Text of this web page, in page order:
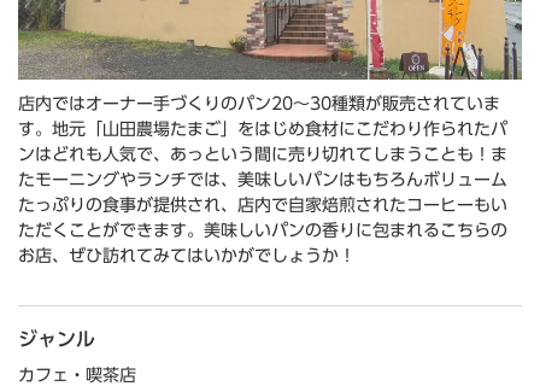
店内ではオーナー手づくりのパン20～30種類が販売されていま
す。地元「山田農場たまご」をはじめ食材にこだわり作られたパ
ンはどれも人気で、あっという間に売り切れてしまうことも！ま
たモーニングやランチでは、美味しいパンはもちろんボリューム
たっぷりの食事が提供され、店内で自家焙煎されたコーヒーもい
ただくことができます。美味しいパンの香りに包まれるこちらの
お店、ぜひ訪れてみてはいかがでしょうか！
ジャンル
カフェ・喫茶店